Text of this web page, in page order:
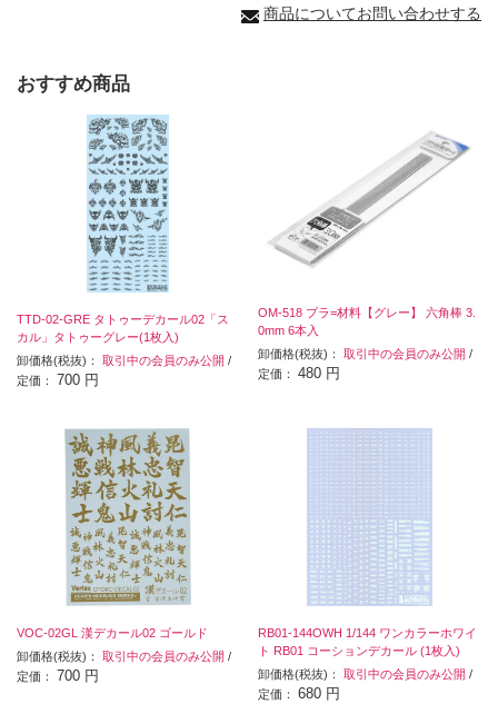
商品についてお問い合わせする
おすすめ商品
TTD-02-GRE タトゥーデカール02「ス
カル」タトゥーグレー(1枚入)
卸価格(税抜)： 取引中の会員のみ公開 /
定価： 700 円
OM-518 プラ=材料【グレー】 六角棒 3.
0mm 6本入
卸価格(税抜)：取引中の会員のみ公開 /
定価：480 円
VOC-02GL 漢デカール02 ゴールド
卸価格(税抜)： 取引中の会員のみ公開 /
定価： 700 円
RB01-144OWH 1/144 ワンカラーホワイ
ト RB01 コーションデカール (1枚入)
卸価格(税抜)：取引中の会員のみ公開 /
定価：680 円